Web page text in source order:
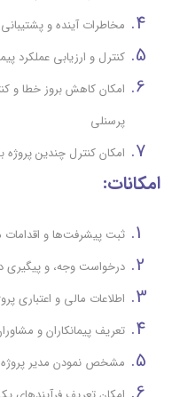
مخاطرات آینده و
کنترل و ارزیابی عملکرد
امکان کاهش بروز خطا و
پرسنلی
امكان كنترل چندين
امکانات:
ثبت پيشرفت‌ها و
درخواست وجه، و پيگيري
اطلاعات مالی و اعتباری
تعریف پیمانکاران و
مشخص نمودن مدير پروژه